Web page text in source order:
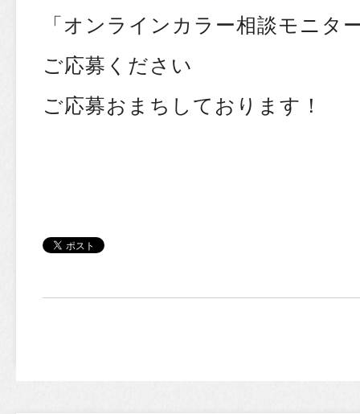
「オンラインカラー相談モニタ
ご応募ください
ご応募おまちしております！